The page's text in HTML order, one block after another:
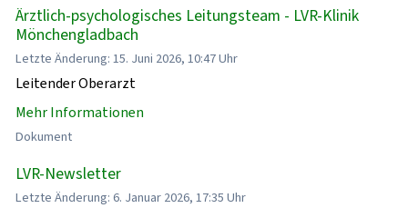
Ärztlich-psychologisches Leitungsteam - LVR-Klinik
Mönchengladbach
Letzte Änderung: 15. Juni 2026, 10:47 Uhr
Leitender Oberarzt
Mehr Informationen
Dokument
LVR-Newsletter
Letzte Änderung: 6. Januar 2026, 17:35 Uhr